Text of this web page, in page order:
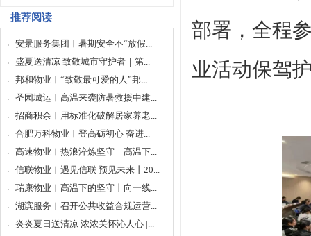
推荐阅读
安景服务集团︱暑期安全不“放假...
盛夏送清凉 致敬城市守护者｜第...
邦和物业︱“致敬最可爱的人”邦...
圣园城运︱高温来袭防暑救援中建...
招商积余︱用标准化破解居家养老...
合肥万科物业︱登高砺初心 奋进...
高速物业︱热浪淬炼坚守｜高温下...
信联物业︱遇见信联 预见未来丨20...
瑞康物业︱高温下的坚守丨向一线...
湖滨服务︱召开公共收益合规运营...
炎炎夏日送清凉 浓浓关怀沁人心 |...
部署，全程
业活动保驾